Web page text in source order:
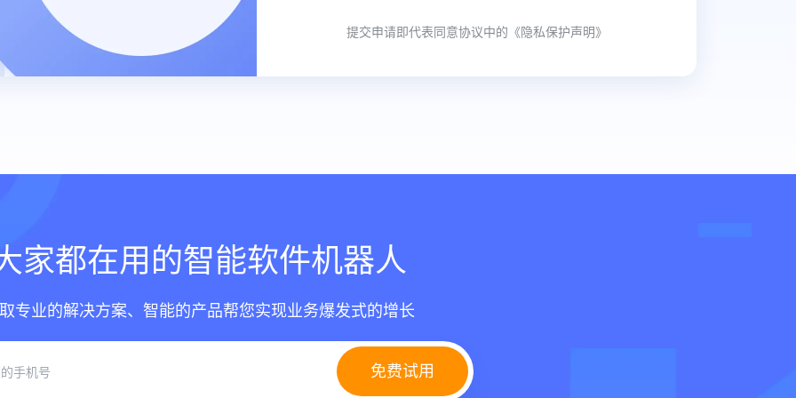
提交申请即代表同意协议中的 《隐私保护声明》
家都在用的智能软件机器人
专业的解决方案、智能的产品帮您实现业务爆发式的增长
免费试用